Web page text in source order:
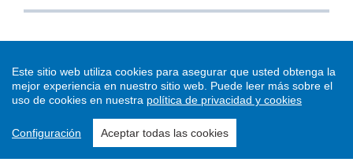
Este sitio web utiliza cookies para asegurar que usted obtenga la
mejor experiencia en nuestro sitio web. Puede leer más sobre el
uso de cookies en nuestra política de privacidad y cookies
Configuración Aceptar todas las cookies